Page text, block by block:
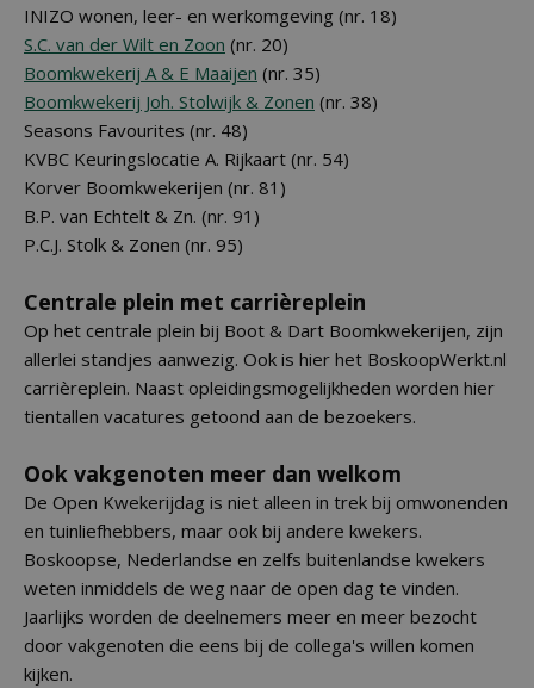
INIZO wonen, leer- en werkomgeving (nr. 18)
S.C. van der Wilt en Zoon (nr. 20)
Boomkwekerij A & E Maaijen (nr. 35)
Boomkwekerij Joh. Stolwijk & Zonen (nr. 38)
Seasons Favourites (nr. 48)
KVBC Keuringslocatie A. Rijkaart (nr. 54)
Korver Boomkwekerijen (nr. 81)
B.P. van Echtelt & Zn. (nr. 91)
P.C.J. Stolk & Zonen (nr. 95)
Centrale plein met carrièreplein
Op het centrale plein bij Boot & Dart Boomkwekerijen, zijn
allerlei standjes aanwezig. Ook is hier het BoskoopWerkt.nl
carrièreplein. Naast opleidingsmogelijkheden worden hier
tientallen vacatures getoond aan de bezoekers.
Ook vakgenoten meer dan welkom
De Open Kwekerijdag is niet alleen in trek bij omwonenden
en tuinliefhebbers, maar ook bij andere kwekers.
Boskoopse, Nederlandse en zelfs buitenlandse kwekers
weten inmiddels de weg naar de open dag te vinden.
Jaarlijks worden de deelnemers meer en meer bezocht
door vakgenoten die eens bij de collega's willen komen
kijken.